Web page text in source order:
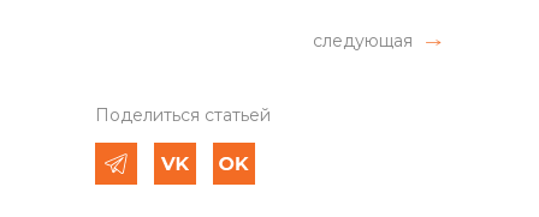
следующая
Поделиться статьей